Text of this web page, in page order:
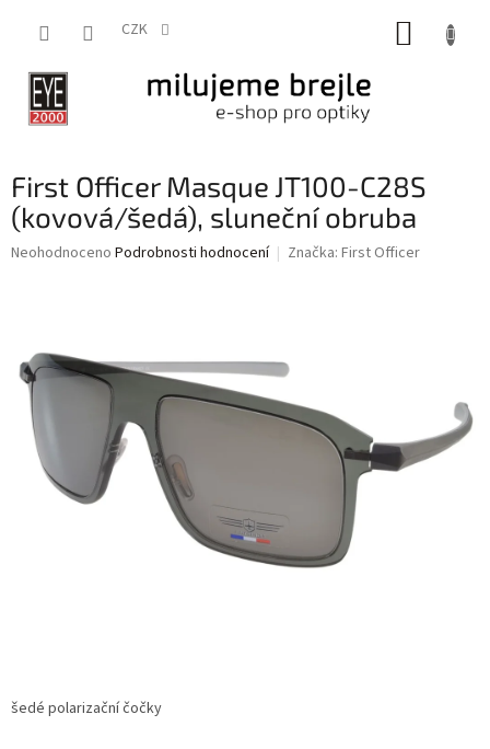
CZK
First Officer Masque JT100-C28S
(kovová/šedá), sluneční obruba
Průměrné
hvězdiček.
Neohodnoceno Podrobnosti hodnocení Značka: First Officer
šedé polarizační čočky